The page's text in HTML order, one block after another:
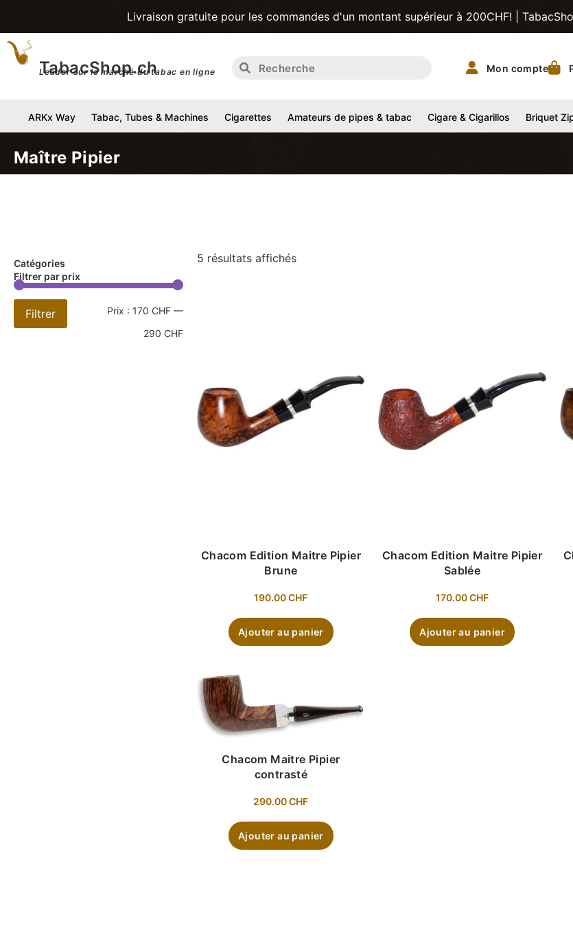
Livraison gratuite pour les commandes d'un montant supérieur à 200CHF! | TabacShop.ch
TabacShop.ch
Leader sur le marché du tabac en ligne Mon compte
ARKx Way Tabac, Tubes & Machines Cigarettes Amateurs de pipes & tabac Cigare & Cigarillos Briquet
Maître Pipier
Catégories
Filtrer par prix
Filtrer Prix : 170 CHF —
290 CHF
5 résultats affichés
Chacom Edition Maitre Pipier
Brune
190.00CHF
Ajouter au panier
Chacom Edition Maitre Pipier
Sablée
170.00CHF
Ajouter au panier
Chacom Maitre Pipier
contrasté
290.00CHF
Ajouter au panier